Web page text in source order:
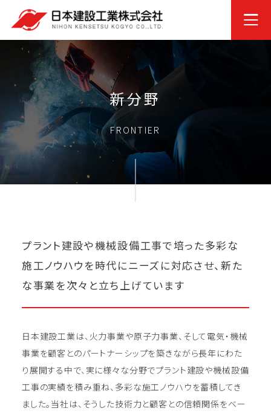
新分野
FRONTIER
プラント建設や機械設備工事で培った多彩な
施工ノウハウを時代にニーズに対応させ、新た
な事業を次々と立ち上げています
日本建設工業は、火力事業や原子力事業、そして電気・機械
事業を顧客とのパートナーシップを築きながら長年にわた
り展開する中で、実に様々な分野でプラント建設や機械設備
工事の実績を積み重ね、多彩な施工ノウハウを蓄積してき
ました。当社は、そうした技術力と顧客との信頼関係をベー